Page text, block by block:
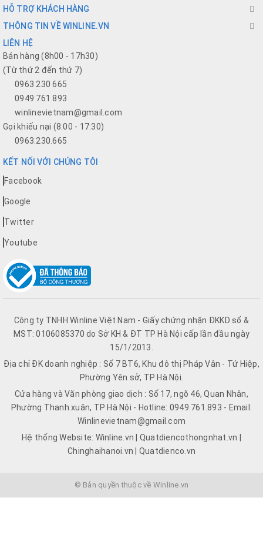
HỖ TRỢ KHÁCH HÀNG
THÔNG TIN VỀ WINLINE.VN
LIÊN HỆ
Bán hàng (8h00 - 17h30)
(Từ thứ 2 đến thứ 7)
0963 230 665
0949 761 893
winlinevietnam@gmail.com
Gọi khiếu nại (8:00 - 17:30)
0963.230.665
KẾT NỐI VỚI CHÚNG TÔI
Facebook
Google
Twitter
Youtube
Công ty TNHH Winline Việt Nam - Giấy chứng nhận ĐKKD số &
MST: 0106085370 do Sở KH & ĐT TP Hà Nội cấp lần đầu ngày
15/1/2013.
Địa chỉ ĐK doanh nghiệp : Số 7 BT6, Khu đô thị Pháp Vân - Tứ Hiệp,
Phường Yên sở, TP Hà Nội.
Cửa hàng và Văn phòng giao dịch : Số 17, ngõ 46, Quan Nhân,
Phường Thanh xuân, TP Hà Nội - Hotline: 0949.761.893 - Email:
Winlinevietnam@gmail.com
Hệ thống Website: Winline.vn | Quatdiencothongnhat.vn |
Chinghaihanoi.vn | Quatdienco.vn
© Bản quyền thuộc về Winline.vn